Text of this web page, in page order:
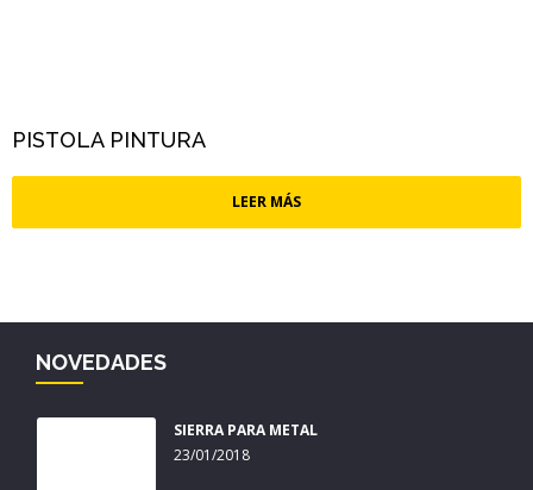
PISTOLA PINTURA
LEER MÁS
NOVEDADES
SIERRA PARA METAL
23/01/2018